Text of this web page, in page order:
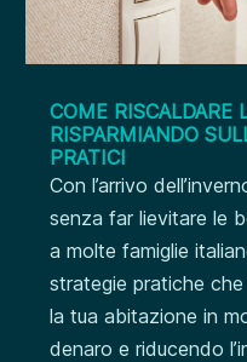
COME RISCALDARE
RISPARMIANDO
PRATICI
Con l’arrivo
senza far lievitare le
a molte famiglie
strategie pratiche
la tua abitazione in
denaro e riducendo